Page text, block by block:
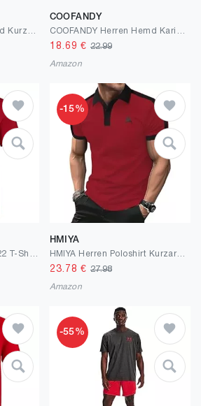
COOFANDY
18.69 € 22.99
Amazon
-15%
HMIYA
HMIYA Herren Poloshirt Kurzarm Polohemd Logo
23.78 € 27.98
Amazon
-55%